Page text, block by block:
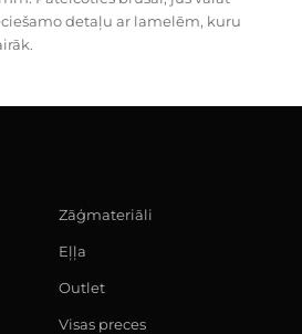
detaļu ar lamelēm, kuru
Zāģmateriāli
Eļļa
Outlet
Visas preces